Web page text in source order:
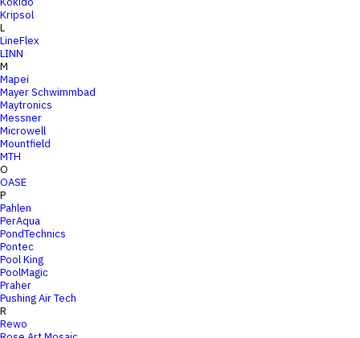
Kripsol
L
LineFlex
LINN
M
Mapei
Mayer Schwimmbad
Maytronics
Messner
Microwell
Mountfield
MTH
O
OASE
P
Pahlen
PerAqua
PondTechnics
Pontec
Pool King
PoolMagic
Praher
Pushing Air Tech
R
Rewo